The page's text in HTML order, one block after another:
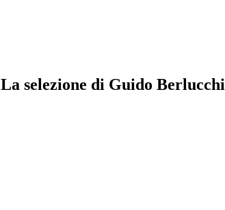
La selezione di Guido Berlucchi